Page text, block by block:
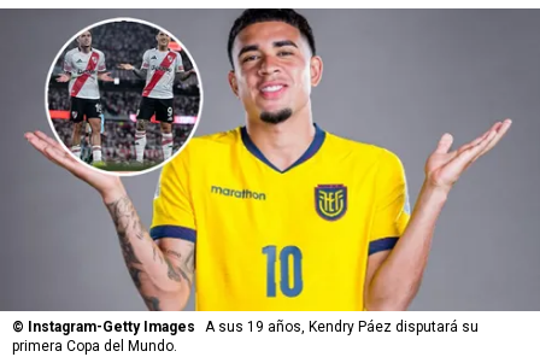
© Instagram-Getty Images
A sus 19 años, Kendry Páez disputará su
primera Copa del Mundo.